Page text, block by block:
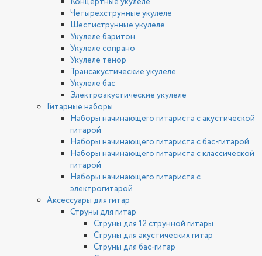
Четырехструнные укулеле
Шестиструнные укулеле
Укулеле баритон
Укулеле сопрано
Укулеле тенор
Трансакустические укулеле
Укулеле бас
Электроакустические укулеле
Гитарные наборы
Наборы начинающего гитариста с акустической
гитарой
Наборы начинающего гитариста с бас-гитарой
Наборы начинающего гитариста с классической
гитарой
Наборы начинающего гитариста с
электрогитарой
Аксессуары для гитар
Струны для гитар
Струны для 12 струнной гитары
Струны для акустических гитар
Струны для бас-гитар